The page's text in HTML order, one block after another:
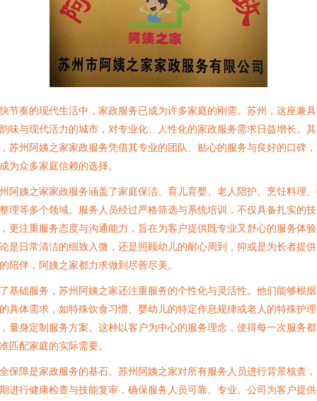
节奏的现代生活中，家政服务已成为许多家庭的刚需。苏州，这座兼
味与现代活力的城市，对专业化、人性化的家政服务需求日益增长。其
苏州阿姨之家家政服务凭借其专业的团队、贴心的服务与良好的口碑
为众多家庭信赖的选择。
阿姨之家家政服务涵盖了家庭保洁、育儿育婴、老人陪护、烹饪料理
理等多个领域。服务人员经过严格筛选与系统培训，不仅具备扎实的技
更注重服务态度与沟通能力，旨在为客户提供既专业又舒心的服务体
是日常清洁的细致入微，还是照顾幼儿的耐心周到，抑或是为长者提
陪伴，阿姨之家都力求做到尽善尽美。
基础服务，苏州阿姨之家还注重服务的个性化与灵活性。他们能够根
具体需求，如特殊饮食习惯、婴幼儿的特定作息规律或老人的特殊护
量身定制服务方案。这种以客户为中心的服务理念，使得每一次服务
匹配家庭的实际需要。
保障是家政服务的基石。苏州阿姨之家对所有服务人员进行背景核查
进行健康检查与技能复审，确保服务人员可靠、专业。公司为客户提